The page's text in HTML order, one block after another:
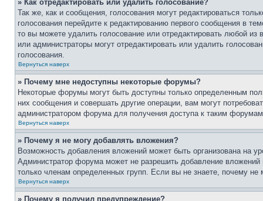
» Как отредактировать или удалить голосование?
Так же, как и сообщения, голосования могут редактироваться
голосования перейдите к редактированию первого сообщения в
то вы можете удалить голосование или отредактировать любой
или администраторы могут отредактировать или удалить
голосования.
Вернуться наверх
» Почему мне недоступны некоторые форумы?
Некоторые форумы могут быть доступны только определенным
них сообщения и совершать другие операции, вам могут
администратором форума для получения доступа к таким
Вернуться наверх
» Почему я не могу добавлять вложения?
Возможность добавления вложений может быть организована на
Администратор форума может не разрешить добавление
только членам определенных групп. Если вы не знаете, почему
Вернуться наверх
» Почему я получил предупреждение?